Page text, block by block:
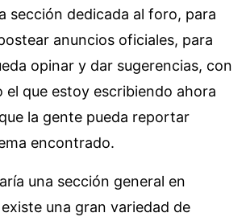
sección dedicada al foro, para
anuncios oficiales, para
opinar y dar sugerencias, con
el que estoy escribiendo ahora
la gente pueda reportar
encontrado.
una sección general en
una gran variedad de